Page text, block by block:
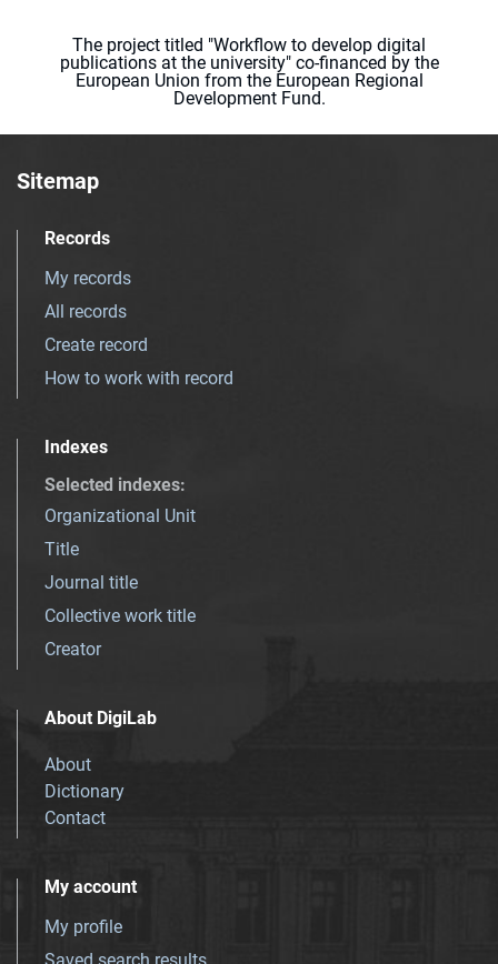
The project titled "Workflow to develop digital
publications at the university" co-financed by the
European Union from the European Regional
Development Fund.
Sitemap
Records
My records
All records
Create record
How to work with record
Indexes
Selected indexes:
Organizational Unit
Title
Journal title
Collective work title
Creator
About DigiLab
About
Dictionary
Contact
My account
My profile
Saved search results